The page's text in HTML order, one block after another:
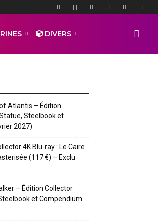
DIVERS
Atlantis – Édition
Steelbook et
2027)
4K Blu-ray : Le Caire
(117 €) – Exclu
– Édition Collector
et Compendium